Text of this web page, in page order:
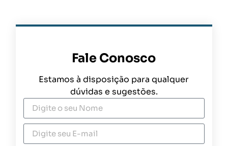
Fale Conosco
Estamos à disposição para qualquer
dúvidas e sugestões.